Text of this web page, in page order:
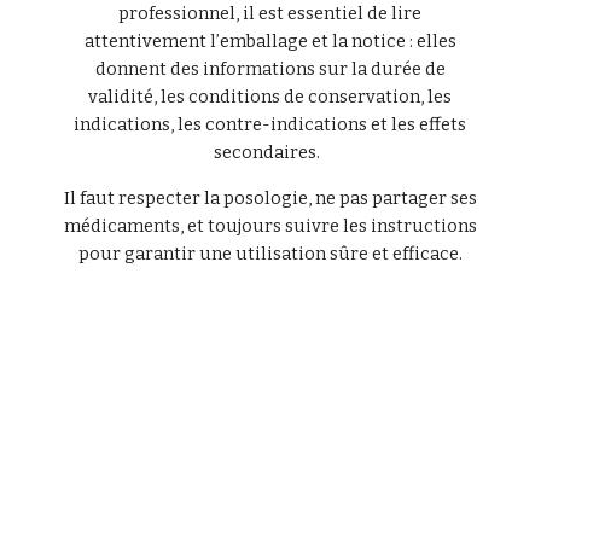
professionnel, il est essentiel de lire
attentivement l’emballage et la notice : elles
donnent des informations sur la durée de
validité, les conditions de conservation, les
indications, les contre-indications et les effets
secondaires.
Il faut respecter la posologie, ne pas partager ses
médicaments, et toujours suivre les instructions
pour garantir une utilisation sûre et efficace.